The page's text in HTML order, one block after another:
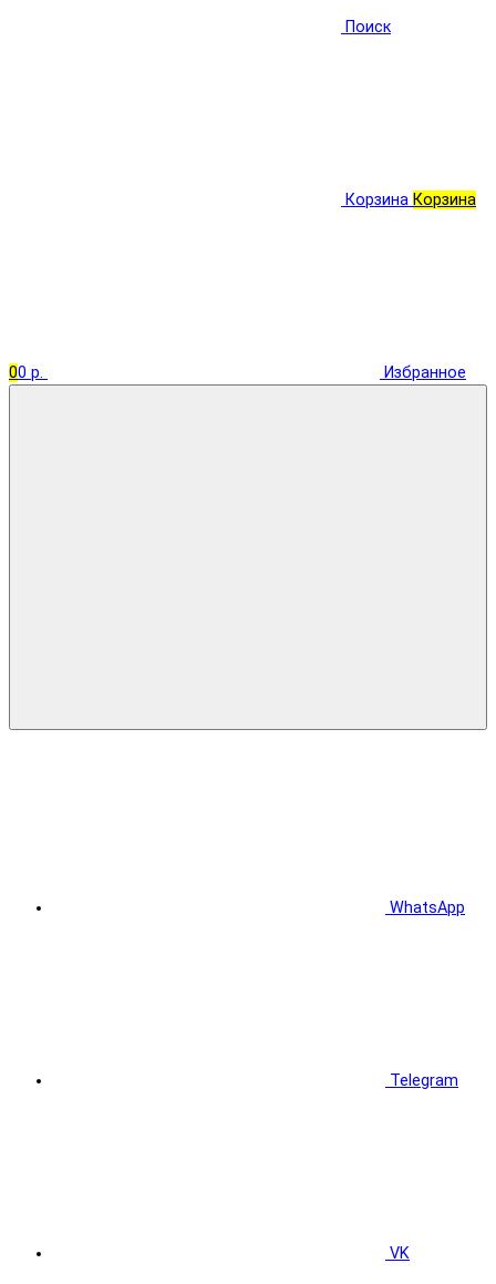
Поиск
Корзина Корзина
00 р. Избранное
WhatsApp
Telegram
VK